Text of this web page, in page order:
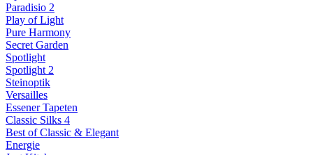
Paradisio 2
Play of Light
Pure Harmony
Secret Garden
Spotlight
Spotlight 2
Steinoptik
Versailles
Essener Tapeten
Classic Silks 4
Best of Classic & Elegant
Energie